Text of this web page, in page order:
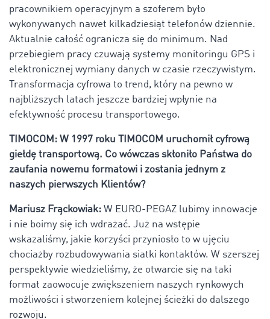
pracownikiem operacyjnym a szoferem było
wykonywanych nawet kilkadziesiąt telefonów dziennie.
Aktualnie całość ogranicza się do minimum. Nad
przebiegiem pracy czuwają systemy monitoringu GPS i
elektronicznej wymiany danych w czasie rzeczywistym.
Transformacja cyfrowa to trend, który na pewno w
najbliższych latach jeszcze bardziej wpłynie na
efektywność procesu transportowego.
TIMOCOM: W 1997 roku TIMOCOM uruchomił cyfrową
giełdę transportową. Co wówczas skłoniło Państwa do
zaufania nowemu formatowi i zostania jednym z
naszych pierwszych Klientów?
Mariusz Frąckowiak: W EURO-PEGAZ lubimy innowacje
i nie boimy się ich wdrażać. Już na wstępie
wskazaliśmy, jakie korzyści przyniosło to w ujęciu
chociażby rozbudowywania siatki kontaktów. W szerszej
perspektywie wiedzieliśmy, że otwarcie się na taki
format zaowocuje zwiększeniem naszych rynkowych
możliwości i stworzeniem kolejnej ścieżki do dalszego
rozwoju.